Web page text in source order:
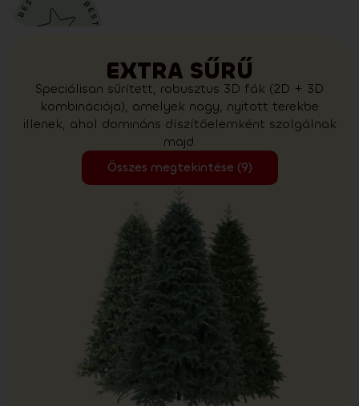
EXTRA SŰRŰ
Speciálisan sűrített, robusztus 3D fák (2D + 3D
kombinációja), amelyek nagy, nyitott terekbe
illenek, ahol domináns díszítőelemként szolgálnak
majd.
Összes megtekintése (9)